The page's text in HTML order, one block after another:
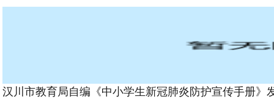
汉川市教育局自编《中小学生新冠肺炎防护宣传手册》